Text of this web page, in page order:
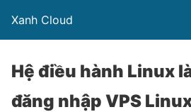
Xanh Cloud
Hệ điều hành Linux
đăng nhập VPS